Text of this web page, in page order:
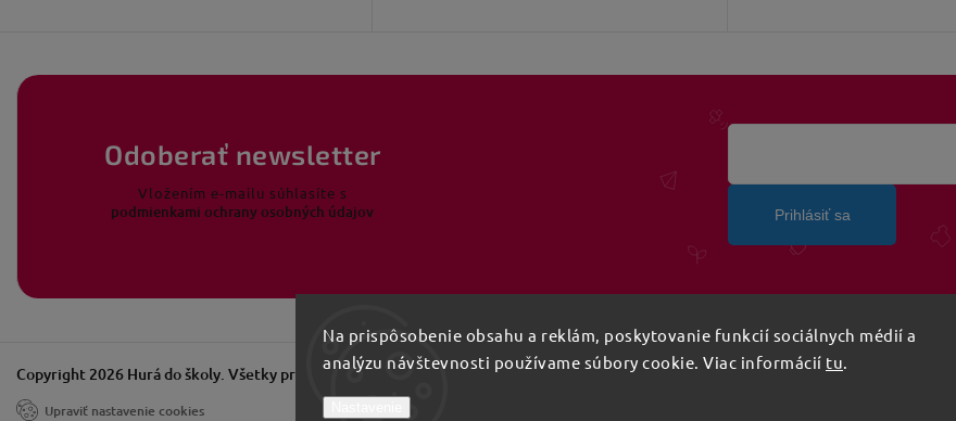
Na prispôsobenie obsahu a reklám, poskytovanie funkcií sociálnych médií a
analýzu návštevnosti používame súbory cookie. Viac informácií tu.
Odoberať newsletter
Vložením e-mailu súhlasíte s
podmienkami ochrany osobných údajov Prihlásiť sa
Copyright 2026 Hurá do školy. Všetky práva vyhradené.
Upraviť nastavenie cookies